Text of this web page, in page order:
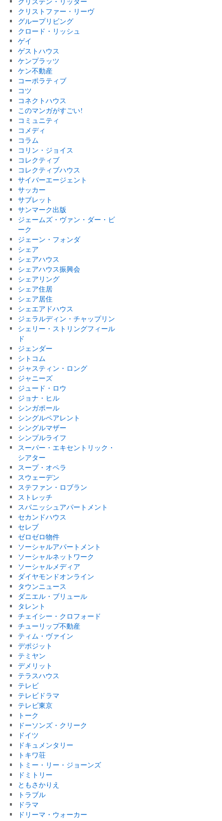
クリストファー・リーヴ
グループリビング
クロード・リッシュ
ゲイ
ゲストハウス
ケンプラッツ
ケン不動産
コーポラティブ
コツ
コネクトハウス
このマンガがすごい!
コミュニティ
コメディ
コラム
コリン・ジョイス
コレクティブ
コレクティブハウス
サイバーエージェント
サッカー
サブレット
サンマーク出版
ジェームズ・ヴァン・ダー・ビ
ーク
ジェーン・フォンダ
シェア
シェアハウス
シェアハウス振興会
シェアリング
シェア住居
シェア居住
シェエアドハウス
ジェラルディン・チャップリン
シェリー・ストリングフィール
ド
ジェンダー
シトコム
ジャスティン・ロング
ジャニーズ
ジュード・ロウ
ジョナ・ヒル
シンガポール
シングルペアレント
シングルマザー
シンプルライフ
スーパー・エキセントリック・
シアター
スープ・オペラ
スウェーデン
ステファン・ロブラン
ストレッチ
スパニッシュアパートメント
セカンドハウス
セレブ
ゼロゼロ物件
ソーシャルアパートメント
ソーシャルネットワーク
ソーシャルメディア
ダイヤモンドオンライン
タウンニュース
ダニエル・ブリュール
タレント
チェイシー・クロフォード
チューリップ不動産
ティム・ヴァイン
デポジット
テミヤン
デメリット
テラスハウス
テレビ
テレビドラマ
テレビ東京
トーク
ドーソンズ・クリーク
ドイツ
ドキュメンタリー
トキワ荘
トミー・リー・ジョーンズ
ドミトリー
ともさかりえ
トラブル
ドラマ
ドリーマ・ウォーカー